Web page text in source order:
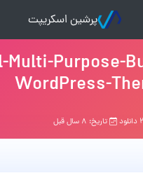
پرشین اسکریپت
Multi-Purpose-
WordPress-
تاریخ: ۸ سال قبل